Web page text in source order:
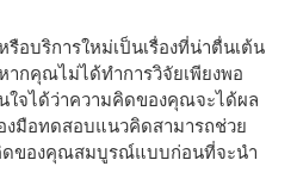
อบริการใหม่เป็นเรื่องที่น่าตื่นเต้น
ากคุณไม่ได้ทําการวิจัยเพียงพอ
จได้ว่าความคิดของคุณจะได้ผล
งมือทดสอบแนวคิดสามารถช่วย
ของคุณสมบูรณ์แบบก่อนที่จะนํา